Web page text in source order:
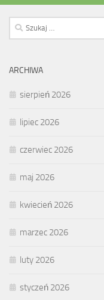
Szukaj:
ARCHIWA
sierpień 2026
lipiec 2026
czerwiec 2026
maj 2026
kwiecień 2026
marzec 2026
luty 2026
styczeń 2026